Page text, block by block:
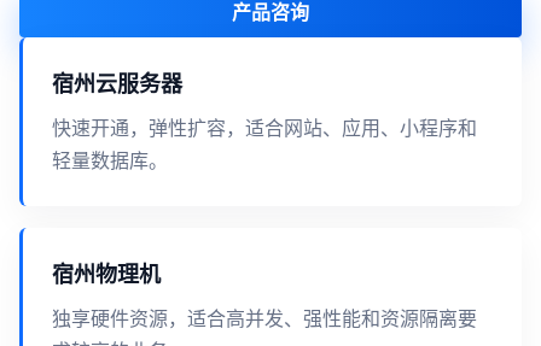
产品咨询
宿州云服务器
快速开通，弹性扩容，适合网站、应用、小程序和
轻量数据库。
宿州物理机
独享硬件资源，适合高并发、强性能和资源隔离要